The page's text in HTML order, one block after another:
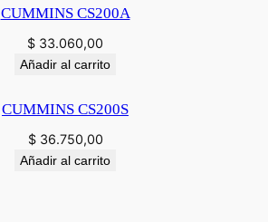
CUMMINS CS200A
$ 33.060,00
Añadir al carrito
CUMMINS CS200S
$36.750,00
Añadir al carrito